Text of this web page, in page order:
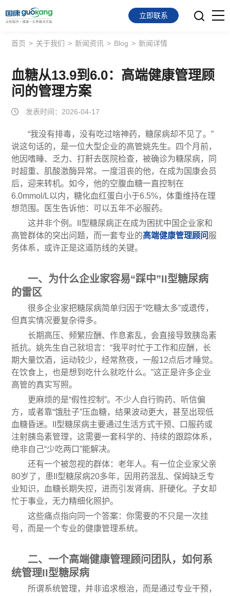
首页
面向会员
面向企业
关于我们
立即联系
首页 > 关于我们 > 新闻资讯 > Blog > 新闻详情
血糖从13.9到6.0：高端健康管理顾
问的管理方案
发表时间：2026-04-17
“我没有排毒，没有吃过啥神药，糖尿病却不见了。”
说这句话的，是一位大型企业的高管姚先生。四个月前，
他因嗜睡、乏力、打鼾去医院检查，被确诊为糖尿病，同
时超重、肌酸激酶异常。一度沮丧的他，在成为国康会员
后，迎来转机。如今，他的空腹血糖一直控制在
6.0mmol/L以内，糖化血红蛋白小于6.5%，体重维持在理
想范围。医生告诉他：可以五年不必服药。
这并非个例。II型糖尿病正在成为困扰中国企业家和
高管群体的突出问题，而一套专业的高端健康管理顾问 服
务体系，或许正是这道防线的关键。
一、为什么企业家容易“踩中”II型糖尿病
的雷区
很多企业家把糖尿病简单归因于“吃糖太多”或遗传，
但真实情况要复杂得多。
长期高压、频繁应酬、作息紊乱，会直接导致胰岛素
抵抗。姚先生自己就坦言：“我平时忙于工作和应酬，长
期大量饮酒，运动较少，经常熬夜，一般12点后才睡觉。
在饮食上，也是想到吃什么就吃什么。”这正是许多企业
高管的真实写照。
更麻烦的是“假性控制”。不少人自行购药、听信偏
方，或者靠“饿肚子”压血糖，结果波动更大，甚至出现低
血糖昏迷。II型糖尿病主要通过生活方式干预、口服药或
注射胰岛素管理，这需要一套科学的、持续的跟踪体系，
绝非自己“少吃两口”能解决。
还有一个被忽视的群体：老年人。有一位企业家父亲
80岁了，患II型糖尿病20多年，因用药混乱、保姆缺乏专
业知识，血糖长期失控，进而引发肾病、肝硬化。子女却
忙于事业，无力精细化照护。
这些痛点指向同一个答案：你需要的不只是一次挂
号，而是一个专业的健康管理系统。
二、一个高端健康管理顾问团队，如何系
统管理II型糖尿病
所谓系统管理，并非追求根治，而是通过专业干预，